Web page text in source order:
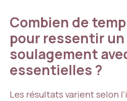
Combien de
pour ressentir un
soulagement
essentielles ?
Les résultats varient selon